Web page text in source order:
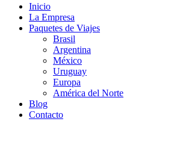
Inicio
La Empresa
Paquetes de Viajes
Brasil
Argentina
México
Uruguay
Europa
América del Norte
Blog
Contacto